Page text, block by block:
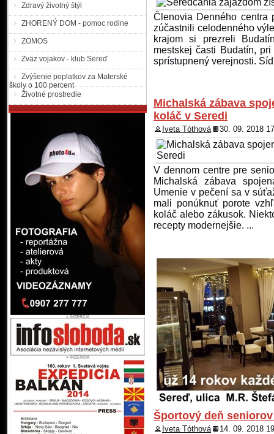
Zdravý životný štýl
ZHORENÝ DOM - pomoc rodine
ZOMOS
Zväz vojakov - klub Sereď
Zvýšenie poplatkov za Materské
školy o 100 percent
Životné prostredie
Členovia Denného centra
zúčastnili celodenného
krajom si prezreli
mestskej časti Budatín,
sprístupnený verejnosti.
Michalská zábava
koláč v Seredi
Iveta Tóthová 30. 09. 2018
V dennom centre pre
Michalská zábava
Umenie v pečení sa v
mali ponúknuť porote
koláč alebo zákusok.
recepty modernejšie. ...
Športový deň
Iveta Tóthová 14. 09. 2018